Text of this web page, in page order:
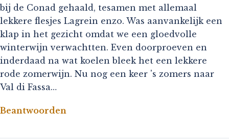
bij de Conad gehaald, tesamen met allemaal
lekkere flesjes Lagrein enzo. Was aanvankelijk een
klap in het gezicht omdat we een gloedvolle
winterwijn verwachtten. Even doorproeven en
inderdaad na wat koelen bleek het een lekkere
rode zomerwijn. Nu nog een keer 's zomers naar
Val di Fassa…
Beantwoorden